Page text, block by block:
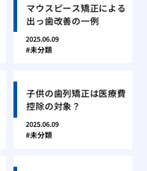
マウスピース矯正による
出っ歯改善の一例
2025.06.09
未分類
子供の歯列矯正は医療費
控除の対象？
2025.06.09
未分類